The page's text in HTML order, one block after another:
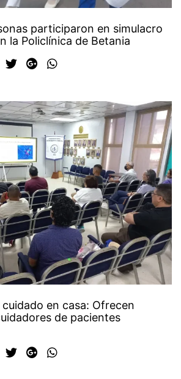
participaron en simulacro
la Policlínica de Betania
en casa: Ofrecen
de pacientes